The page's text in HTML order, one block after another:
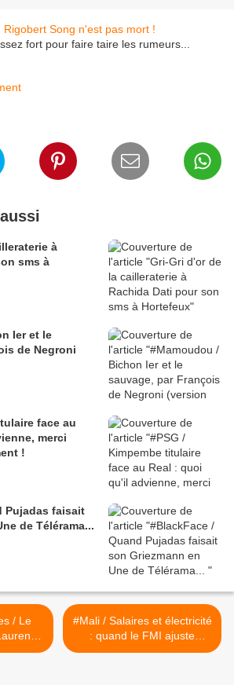
fort pour faire taire les rumeurs...
à
sms à
Ier et le
de Negroni
face au
merci
!
Pujadas faisait
de Télérama...
#Mali / Salaires et électricité
: quand le FMI ajuste
structurellement (#CADTM)